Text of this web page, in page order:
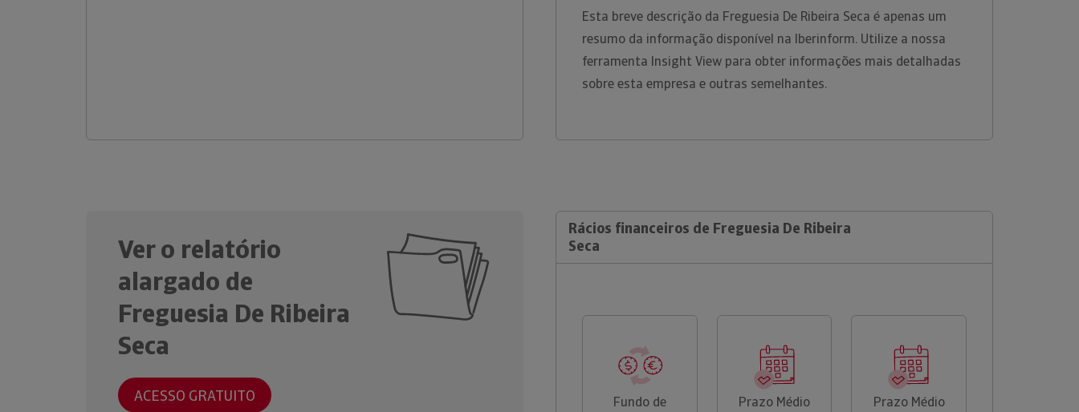
Esta breve descrição da Freguesia De Ribeira Seca é apenas um
resumo da informação disponível na Iberinform. Utilize a nossa
ferramenta Insight View para obter informações mais detalhadas
sobre esta empresa e outras semelhantes.
Ver o relatório
alargado de
Freguesia De Ribeira
Seca
ACESSO GRATUITO
Rácios financeiros de Freguesia De Ribeira
Seca
Fundo de
Prazo Médio
Prazo Médio